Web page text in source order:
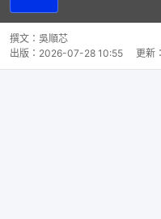
撰文： 吳順芯
出版： 2026-07-28 10:55 更新：